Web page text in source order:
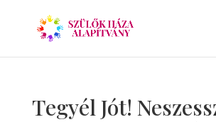
Tegyél Jót!